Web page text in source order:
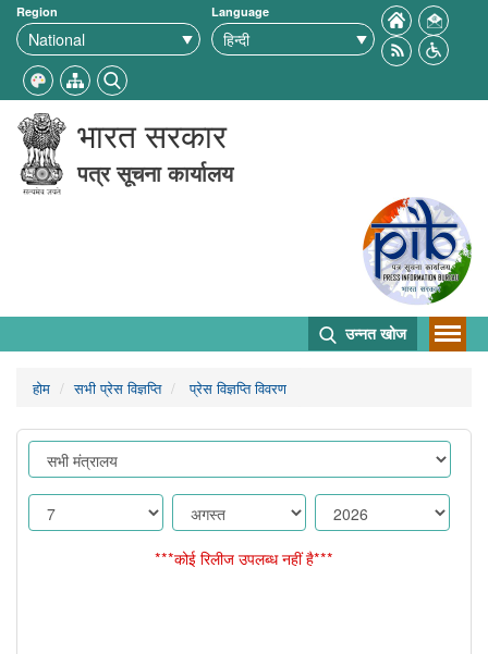
Region Language
भारत सरकार
पत्र सूचना कार्यालय
उन्नत खोज
होम सभी प्रेस विज्ञप्ति प्रेस विज्ञप्ति विवरण
***कोई रिलीज उपलब्ध नहीं है***